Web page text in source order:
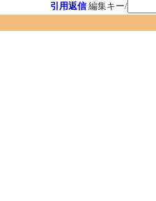
引用返信 編集キー/